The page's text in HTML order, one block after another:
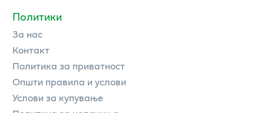
Политики
За нас
Контакт
Политика за приватност
Општи правила и услови
Услови за купување